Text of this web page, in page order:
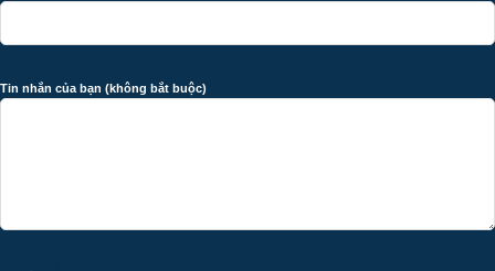
Tin nhắn của bạn (không bắt buộc)